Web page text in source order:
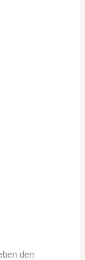
den